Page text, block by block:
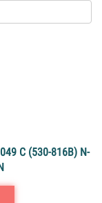
C (530-816B) N-